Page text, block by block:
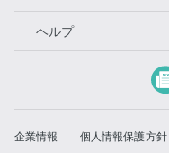
ヘルプ
企業情報 個人情報保護方針